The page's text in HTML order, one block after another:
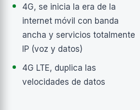
4G, se inicia la era de la
internet móvil con banda
ancha y servicios totalmente
IP (voz y datos)
4G LTE, duplica las
velocidades de datos